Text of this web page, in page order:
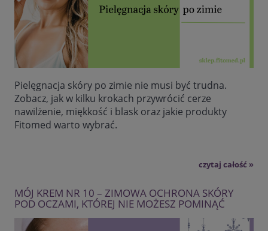
Pielęgnacja skóry po zimie nie musi być trudna.
Zobacz, jak w kilku krokach przywrócić cerze
nawilżenie, miękkość i blask oraz jakie produkty
Fitomed warto wybrać.
czytaj całość »
MÓJ KREM NR 10 – ZIMOWA OCHRONA SKÓRY
POD OCZAMI, KTÓREJ NIE MOŻESZ POMINĄĆ